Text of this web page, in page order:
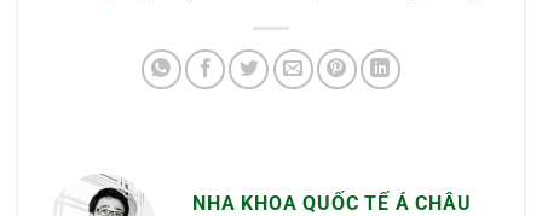
NHA KHOA QUỐC TẾ Á CHÂU